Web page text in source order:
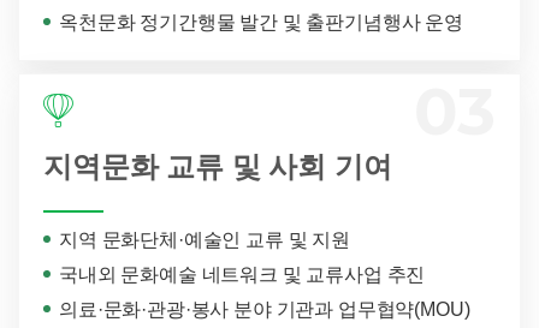
옥천문화 정기간행물 발간 및 출판기념행사 운영
지역문화 교류 및 사회 기여
지역 문화단체·예술인 교류 및 지원
국내외 문화예술 네트워크 및 교류사업 추진
의료·문화·관광·봉사 분야 기관과 업무협약(MOU)